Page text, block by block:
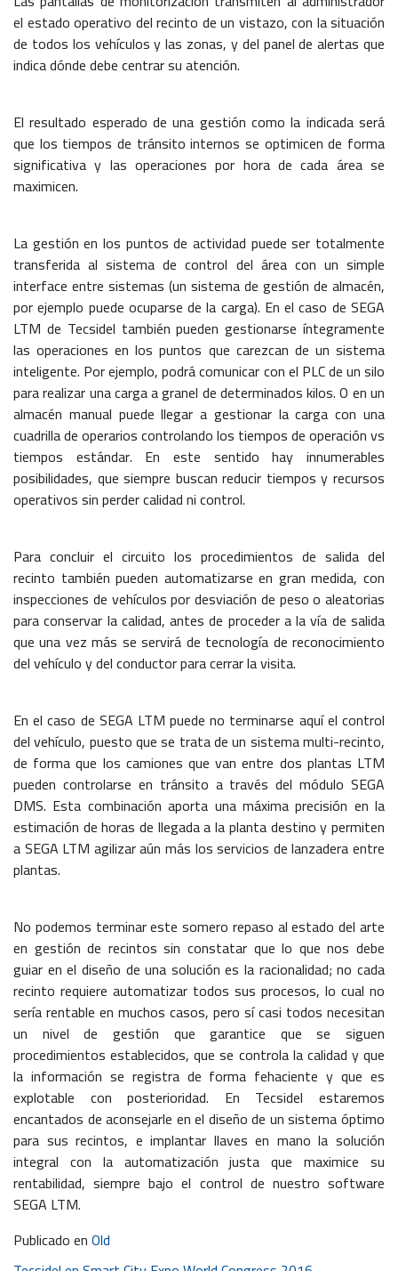
el estado operativo del recinto de un vistazo, con la situación
de todos los vehículos y las zonas, y del panel de alertas que
indica dónde debe centrar su atención.
El resultado esperado de una gestión como la indicada será
que los tiempos de tránsito internos se optimicen de forma
significativa y las operaciones por hora de cada área se
maximicen.
La gestión en los puntos de actividad puede ser totalmente
transferida al sistema de control del área con un simple
interface entre sistemas (un sistema de gestión de almacén,
por ejemplo puede ocuparse de la carga). En el caso de SEGA
LTM de Tecsidel también pueden gestionarse íntegramente
las operaciones en los puntos que carezcan de un sistema
inteligente. Por ejemplo, podrá comunicar con el PLC de un silo
para realizar una carga a granel de determinados kilos. O en un
almacén manual puede llegar a gestionar la carga con una
cuadrilla de operarios controlando los tiempos de operación vs
tiempos estándar. En este sentido hay innumerables
posibilidades, que siempre buscan reducir tiempos y recursos
operativos sin perder calidad ni control.
Para concluir el circuito los procedimientos de salida del
recinto también pueden automatizarse en gran medida, con
inspecciones de vehículos por desviación de peso o aleatorias
para conservar la calidad, antes de proceder a la vía de salida
que una vez más se servirá de tecnología de reconocimiento
del vehículo y del conductor para cerrar la visita.
En el caso de SEGA LTM puede no terminarse aquí el control
del vehículo, puesto que se trata de un sistema multi-recinto,
de forma que los camiones que van entre dos plantas LTM
pueden controlarse en tránsito a través del módulo SEGA
DMS. Esta combinación aporta una máxima precisión en la
estimación de horas de llegada a la planta destino y permiten
a SEGA LTM agilizar aún más los servicios de lanzadera entre
plantas.
No podemos terminar este somero repaso al estado del arte
en gestión de recintos sin constatar que lo que nos debe
guiar en el diseño de una solución es la racionalidad; no cada
recinto requiere automatizar todos sus procesos, lo cual no
sería rentable en muchos casos, pero sí casi todos necesitan
un nivel de gestión que garantice que se siguen
procedimientos establecidos, que se controla la calidad y que
la información se registra de forma fehaciente y que es
explotable con posterioridad. En Tecsidel estaremos
encantados de aconsejarle en el diseño de un sistema óptimo
para sus recintos, e implantar llaves en mano la solución
integral con la automatización justa que maximice su
rentabilidad, siempre bajo el control de nuestro software
SEGA LTM.
Publicado enOld